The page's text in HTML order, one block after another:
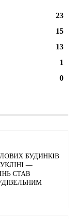
23
15
13
1
0
БУДИНКІВ
—
СТАВ